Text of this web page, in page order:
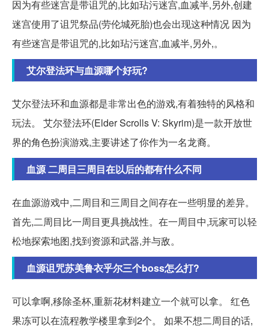
因为有些迷宫是带诅咒的,比如玷污迷宫,血减半,另外,创建
迷宫使用了诅咒祭品(劳伦城死胎)也会出现这种情况 因为
有些迷宫是带诅咒的,比如玷污迷宫,血减半,另外,。
艾尔登法环与血源哪个好玩?
艾尔登法环和血源都是非常出色的游戏,有着独特的风格和
玩法。 艾尔登法环(Elder Scrolls V: Skyrim)是一款开放世
界的角色扮演游戏,主要讲述了你作为一名龙裔。
血源 二周目三周目在以后的都有什么不同
在血源游戏中,二周目和三周目之间存在一些明显的差异。
首先,二周目比一周目更具挑战性。在一周目中,玩家可以轻
松地探索地图,找到资源和武器,并与敌。
血源诅咒苏美鲁衣乎尔三个boss怎么打?
可以拿啊,移除圣杯,重新花材料建立一个就可以拿。 红色
果冻可以在流程教学楼里拿到2个。 如果不想二周目的话,